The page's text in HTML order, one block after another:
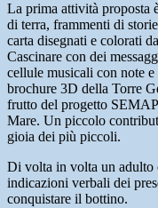
La prima attività proposta
di terra, frammenti di
carta disegnati e colorati
Cascinare con dei
cellule musicali con note
brochure 3D della Torre
frutto del progetto
Mare. Un piccolo
gioia dei più piccoli.
Di volta in volta un adulto
indicazioni verbali dei
conquistare il bottino.